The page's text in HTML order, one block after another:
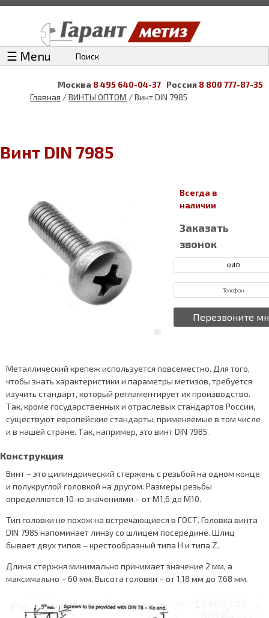
☰ Menu Поиск
Москва 8 495 640-04-37 Россия 8 800 777-87-35
Главная /ВИНТЫ ОПТОМ / Винт DIN 7985
Винт DIN 7985
Всегда в
наличии
Заказать
звонок
Металлический крепеж используется повсеместно. Для того,
чтобы знать характеристики и параметры метизов, требуется
изучить стандарт, который регламентирует их производство.
Так, кроме государственных и отраслевых стандартов России,
существуют европейские стандарты, применяемые в том числе
и в нашей стране. Так, например, это винт DIN 7985.
Конструкция
Винт – это цилиндрический стержень с резьбой на одном конце
и полукруглой головкой на другом. Размеры резьбы
определяются 10-ю значениями – от М1,6 до М10.
Тип головки не похож на встречающиеся в ГОСТ. Головка винта
DIN 7985 напоминает линзу со шлицем посередине. Шлиц
бывает двух типов – крестообразный типа H и типа Z.
Длина стержня минимально принимает значение 2 мм, а
максимально – 60 мм. Высота головки – от 1,18 мм до 7,68 мм.